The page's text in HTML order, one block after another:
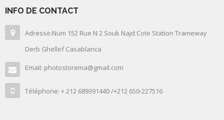
INFO DE CONTACT
Adresse:Num 152 Rue N 2 Souk Najd Cote Station Trameway
Derb Ghellef Casablanca
Email: photostorema@gmail.com
Téléphone: + 212 689391440 /+212 650-227516